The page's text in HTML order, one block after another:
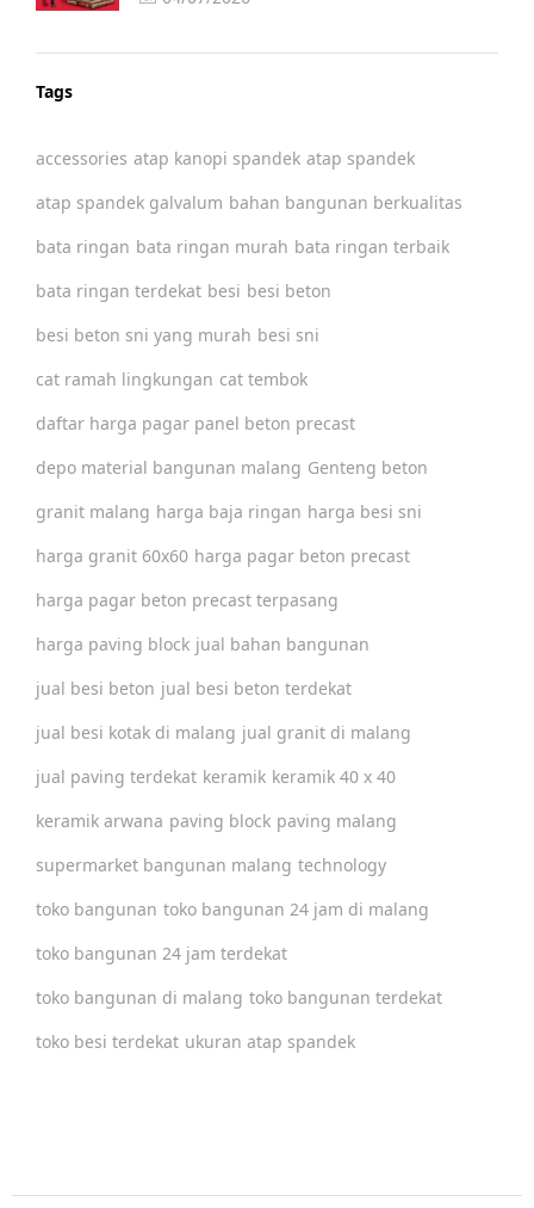
Tags
accessories atap kanopi spandek atap spandek
atap spandek galvalum bahan bangunan berkualitas
bata ringan bata ringan murah bata ringan terbaik
bata ringan terdekat besi besi beton
besi beton sni yang murah besi sni
cat ramah lingkungan cat tembok
daftar harga pagar panel beton precast
depo material bangunan malang Genteng beton
granit malang harga baja ringan harga besi sni
harga granit 60x60 harga pagar beton precast
harga pagar beton precast terpasang
harga paving block jual bahan bangunan
jual besi beton jual besi beton terdekat
jual besi kotak di malang jual granit di malang
jual paving terdekat keramik keramik 40 x 40
keramik arwana paving block paving malang
supermarket bangunan malang technology
toko bangunan toko bangunan 24 jam di malang
toko bangunan 24 jam terdekat
toko bangunan di malang toko bangunan terdekat
toko besi terdekat ukuran atap spandek